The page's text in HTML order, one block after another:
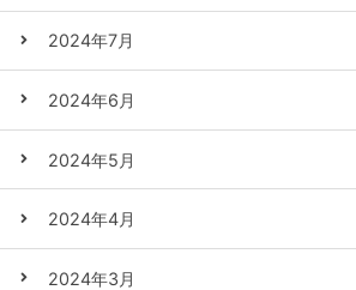
2024年7月
2024年6月
2024年5月
2024年4月
2024年3月